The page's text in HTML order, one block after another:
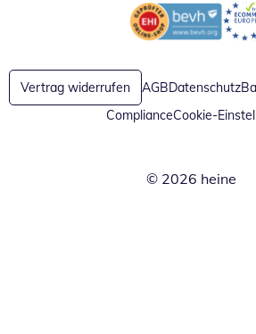
Öffnet in neuem
Vertrag widerrufen AGBDatenschutz
ComplianceCookie-
© 2026 heine